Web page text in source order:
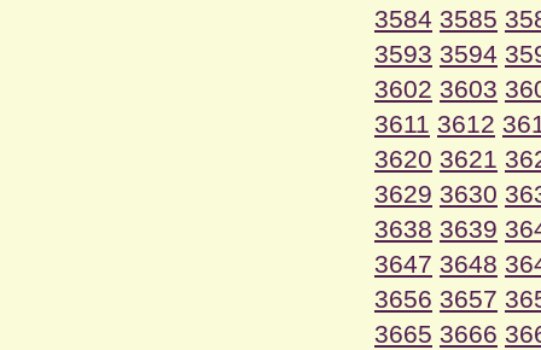
3584 3585
3593 3594
3602 3603
3611 3612
3620 3621
3629 3630
3638 3639
3647 3648
3656 3657
3665 3666